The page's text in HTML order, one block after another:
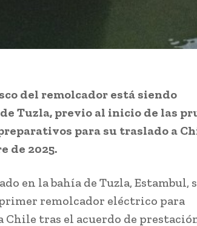
del remolcador está siendo
Tuzla, previo al inicio de las
para su traslado a
de 2025.
en la bahía de Tuzla, Estambul,
remolcador eléctrico para
tras el acuerdo de